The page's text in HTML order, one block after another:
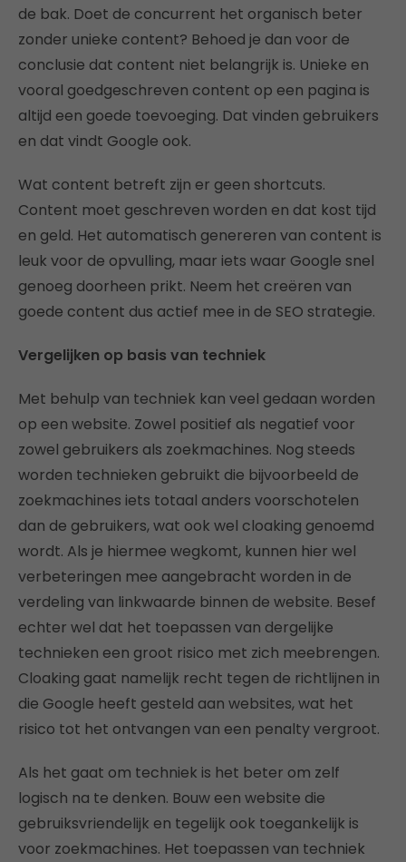
de bak. Doet de concurrent het organisch beter
zonder unieke content? Behoed je dan voor de
conclusie dat content niet belangrijk is. Unieke en
vooral goedgeschreven content op een pagina is
altijd een goede toevoeging. Dat vinden gebruikers
en dat vindt Google ook.
Wat content betreft zijn er geen shortcuts.
Content moet geschreven worden en dat kost tijd
en geld. Het automatisch genereren van content is
leuk voor de opvulling, maar iets waar Google snel
genoeg doorheen prikt. Neem het creëren van
goede content dus actief mee in de SEO strategie.
Vergelijken op basis van techniek
Met behulp van techniek kan veel gedaan worden
op een website. Zowel positief als negatief voor
zowel gebruikers als zoekmachines. Nog steeds
worden technieken gebruikt die bijvoorbeeld de
zoekmachines iets totaal anders voorschotelen
dan de gebruikers, wat ook wel cloaking genoemd
wordt. Als je hiermee wegkomt, kunnen hier wel
verbeteringen mee aangebracht worden in de
verdeling van linkwaarde binnen de website. Besef
echter wel dat het toepassen van dergelijke
technieken een groot risico met zich meebrengen.
Cloaking gaat namelijk recht tegen de richtlijnen in
die Google heeft gesteld aan websites, wat het
risico tot het ontvangen van een penalty vergroot.
Als het gaat om techniek is het beter om zelf
logisch na te denken. Bouw een website die
gebruiksvriendelijk en tegelijk ook toegankelijk is
voor zoekmachines. Het toepassen van techniek